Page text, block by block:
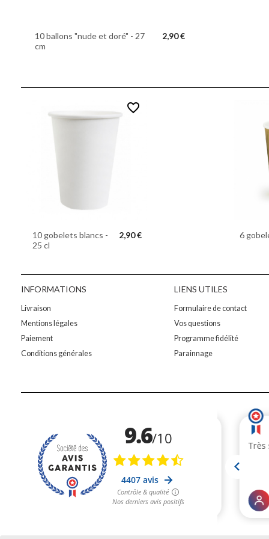
10 ballons "nude et doré" - 27
cm
2,90 €
favorite_border
10 gobelets blancs -
25 cl
2,90 € 6
INFORMATIONS
Livraison
Mentions légales
Paiement
Conditions générales
LIENS UTILES
Formulaire de contact
Vos questions
Programme fidélité
Parainnage